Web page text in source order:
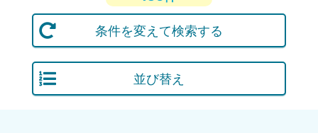
条件を変えて検索する
並び替え